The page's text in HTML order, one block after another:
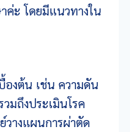
ค่ะ โดยมีแนวทางใน
บื้องต้น เช่น ความดัน
มถึงประเมินโรค
วางแผนการผ่าตัด